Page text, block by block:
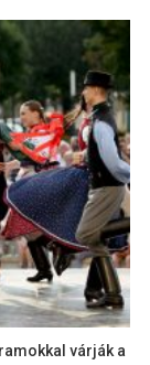
várják a